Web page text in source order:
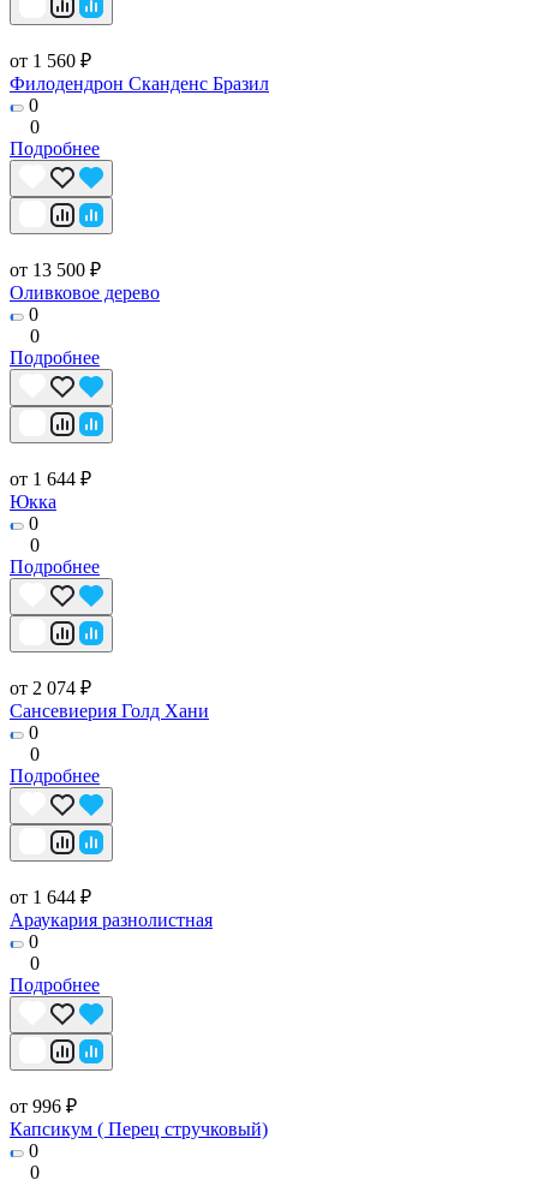
от 1 560 ₽
Филодендрон Сканденс Бразил
0
0
Подробнее
от 13 500 ₽
Оливковое дерево
0
0
Подробнее
от 1 644 ₽
Юкка
0
0
Подробнее
от 2 074 ₽
Сансевиерия Голд Хани
0
0
Подробнее
от 1 644 ₽
Араукария разнолистная
0
0
Подробнее
от 996 ₽
Капсикум ( Перец стручковый)
0
0